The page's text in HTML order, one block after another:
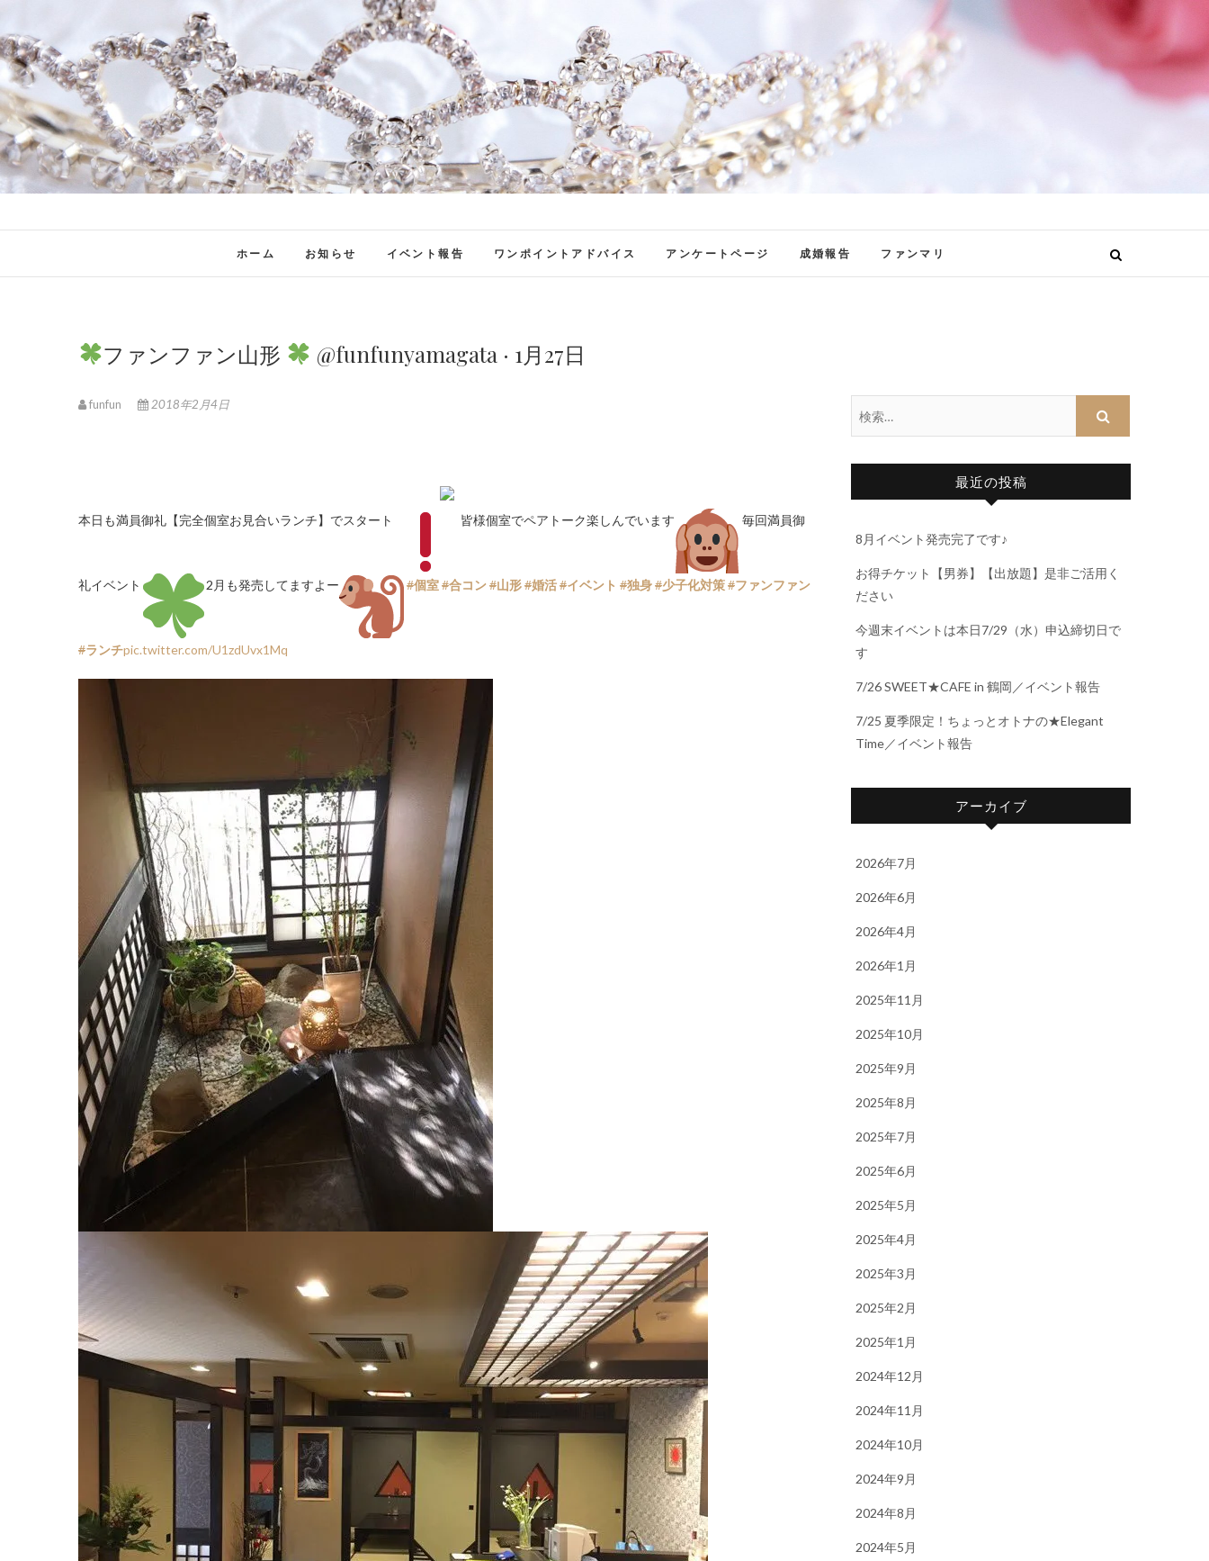
ファンブロ
ホーム お知らせ イベント報告 ワンポイントアドバイス アンケートページ 成婚報告 ファンマリ
ファンファン山形 ‏ @funfunyamagata · 1月27日
funfun 2018年2月4日
本日も満員御礼【完全個室お見合いランチ】でスタート 皆様個室でペアトーク楽しんでいます 毎回満員御
礼イベント 2月も発売してますよー #個室#合コン#山形#婚活#イベント #独身#少子化対策#ファンファン
#ランチpic.twitter.com/U1zdUvx1Mq
最近の投稿
8月イベント発売完了です♪
お得チケット【男券】【出放題】是非ご活用く
ださい
今週末イベントは本日7/29（水）申込締切日で
す
7/26 SWEET★CAFE in 鶴岡／イベント報告
7/25 夏季限定！ちょっとオトナの★Elegant
Time／イベント報告
アーカイブ
2026年7月
2026年6月
2026年4月
2026年1月
2025年11月
2025年10月
2025年9月
2025年8月
2025年7月
2025年6月
2025年5月
2025年4月
2025年3月
2025年2月
2025年1月
2024年12月
2024年11月
2024年10月
2024年9月
2024年8月
2024年5月